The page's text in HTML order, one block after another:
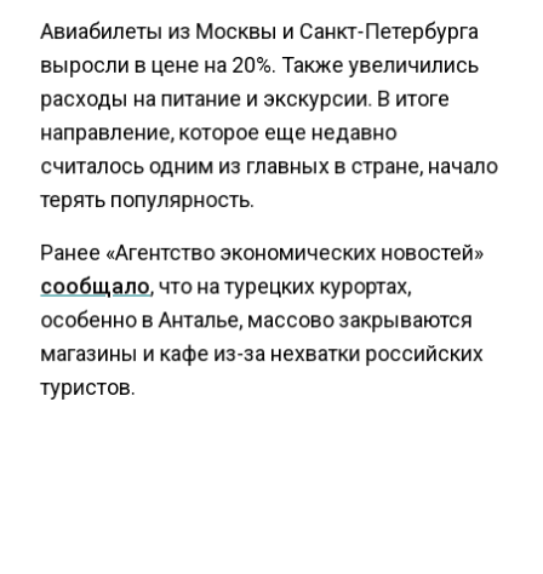
Авиабилеты из Москвы и Санкт-Петербурга
выросли в цене на 20%. Также увеличились
расходы на питание и экскурсии. В итоге
направление, которое еще недавно
считалось одним из главных в стране, начало
терять популярность.
Ранее «Агентство экономических новостей»
сообщало, что на турецких курортах,
особенно в Анталье, массово закрываются
магазины и кафе из-за нехватки российских
туристов.